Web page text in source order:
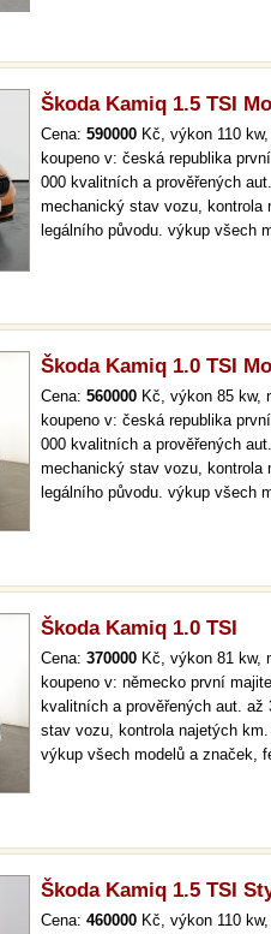
Škoda Kamiq 1.5 TSI
Cena: 590000 Kč, výkon 110
koupeno v: česká republika
000 kvalitních a prověřených
mechanický stav vozu, kontrola
legálního původu. výkup všech
36 měsíců garance na
Škoda Kamiq 1.0 TSI
Cena: 560000 Kč, výkon 85 kw,
koupeno v: česká republika
000 kvalitních a prověřených
mechanický stav vozu, kontrola
legálního původu. výkup všech
36 měsíců garance na
Škoda Kamiq 1.0 TSI
Cena: 370000 Kč, výkon 81 kw,
koupeno v: německo první
kvalitních a prověřených aut.
stav vozu, kontrola najetých
výkup všech modelů a značek,
prověřených aut. až 36 měsíců
Škoda Kamiq 1.5 TSI
Cena: 460000 Kč, výkon 110